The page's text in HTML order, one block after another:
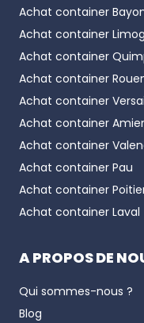
Achat container
Achat container
Achat container
Achat container
Achat container
Achat container
Achat container
Achat container Pau
Achat container
Achat container Laval
A PROPOS DE
Qui sommes-nous ?
Blog